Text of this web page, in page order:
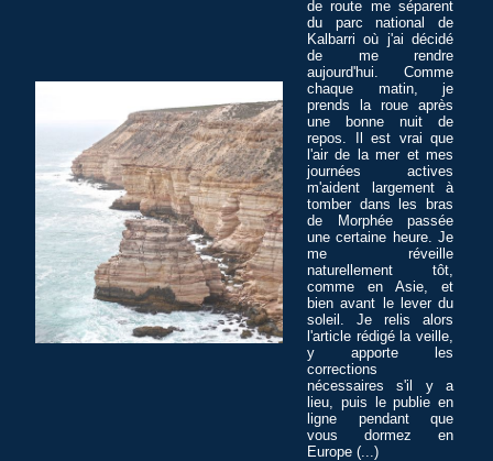
de route me séparent
du parc national de
Kalbarri où j'ai décidé
de me rendre
aujourd'hui. Comme
chaque matin, je
prends la roue après
une bonne nuit de
repos. Il est vrai que
l'air de la mer et mes
journées actives
m'aident largement à
tomber dans les bras
de Morphée passée
une certaine heure. Je
me réveille
naturellement tôt,
comme en Asie, et
bien avant le lever du
soleil. Je relis alors
l'article rédigé la veille,
y apporte les
corrections
nécessaires s'il y a
lieu, puis le publie en
ligne pendant que
vous dormez en
Europe (...)